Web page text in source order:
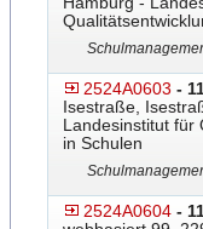
2524A0603 -
Isestraße,
Landesinstitut für
in Schulen
2524A0604 -